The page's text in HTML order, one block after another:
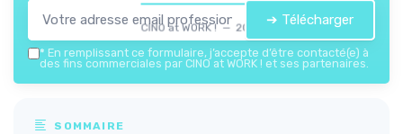
CINO at WORK ! — 2026 ➔ Télécharger
* En remplissant ce formulaire, j’accepte d’être contacté(e) à
des fins commerciales par CINO at WORK ! et ses partenaires.
SOMMAIRE